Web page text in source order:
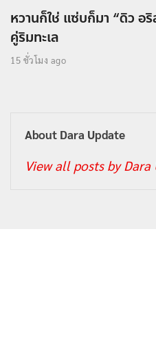
หวานก็ใช่ แซ่บก็มา “ดิว อ
คู่ริมทะเล
15 ชั่วโมง ago
About Dara Update
View all posts by Dara